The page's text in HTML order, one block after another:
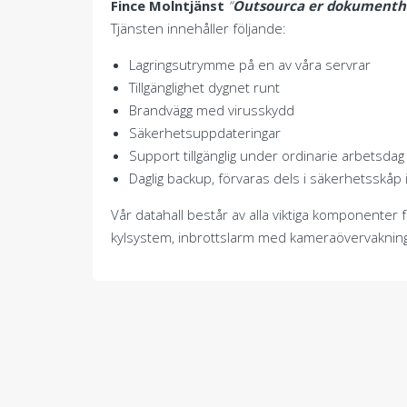
Fince Molntjänst ”Outsourca er
Tjänsten innehåller följande:
Lagringsutrymme på en av våra servrar
Tillgänglighet dygnet runt
Brandvägg med virusskydd
Säkerhetsuppdateringar
Support tillgänglig under ordinarie
Daglig backup, förvaras dels i
Vår datahall består av alla viktiga
kylsystem, inbrottslarm med